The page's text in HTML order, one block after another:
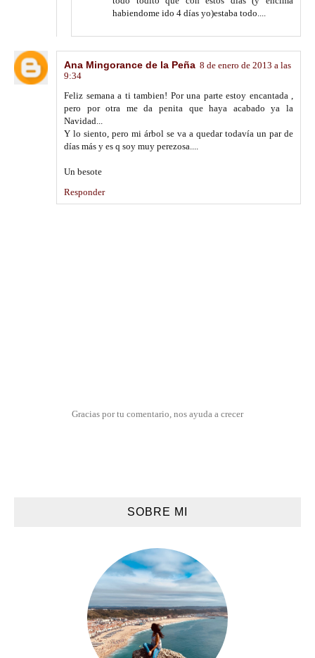
habiendome ido 4 días yo)estaba todo....
Ana Mingorance de la Peña 8 de enero de 2013 a las
9:34
Feliz semana a ti tambien! Por una parte estoy encantada ,
pero por otra me da penita que haya acabado ya la
Navidad...
Y lo siento, pero mi árbol se va a quedar todavía un par de
días más y es q soy muy perezosa....
Un besote
Responder
Gracias por tu comentario, nos ayuda a crecer
SOBRE MI